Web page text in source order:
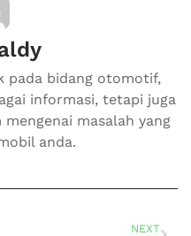
pada bidang otomotif,
informasi, tetapi juga
masalah yang
anda.
NEXT